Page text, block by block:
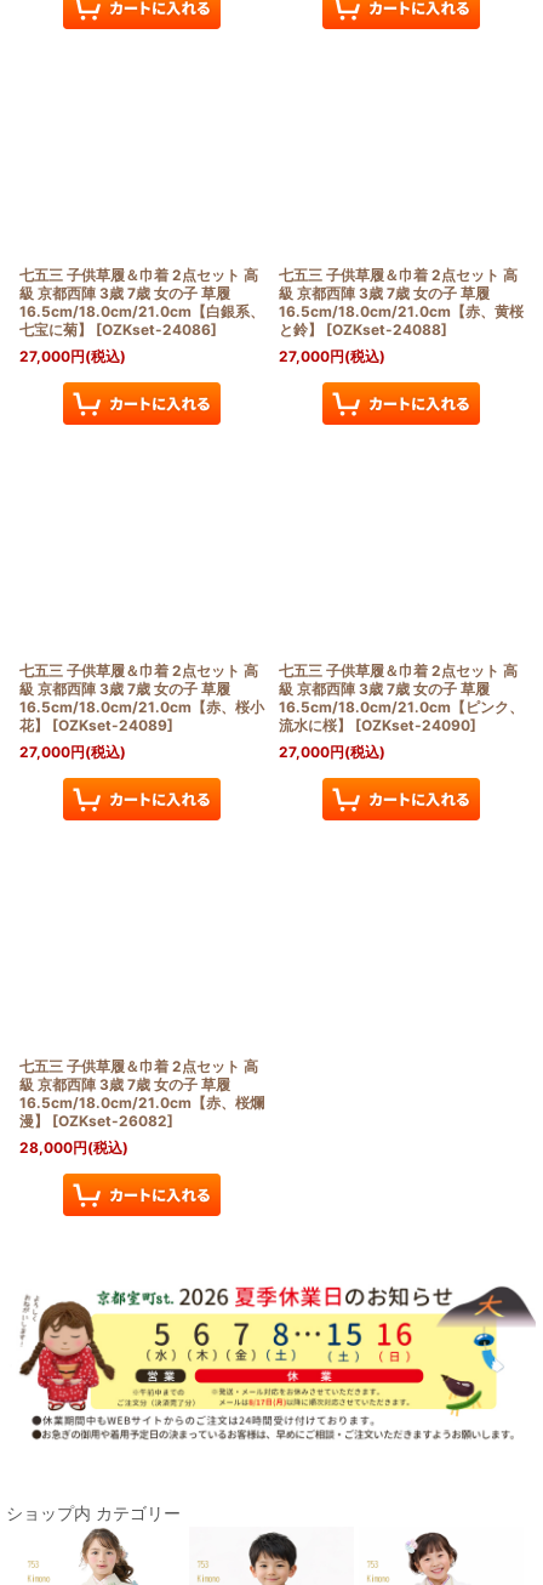
七五三 子供草履＆巾着 2点セット 高
級 京都西陣 3歳 7歳 女の子 草履
16.5cm/18.0cm/21.0cm【白銀系、
七宝に菊】
[OZKset-24086]
27,000円(税込)
七五三 子供草履＆巾着 2点セット 高
級 京都西陣 3歳 7歳 女の子 草履
16.5cm/18.0cm/21.0cm【赤、黄桜
と鈴】
[OZKset-24088]
27,000円(税込)
七五三 子供草履＆巾着 2点セット 高
級 京都西陣 3歳 7歳 女の子 草履
16.5cm/18.0cm/21.0cm【赤、桜小
花】
[OZKset-24089]
27,000円(税込)
七五三 子供草履＆巾着 2点セット 高
級 京都西陣 3歳 7歳 女の子 草履
16.5cm/18.0cm/21.0cm【ピンク、
流水に桜】
[OZKset-24090]
27,000円(税込)
七五三 子供草履＆巾着 2点セット 高
級 京都西陣 3歳 7歳 女の子 草履
16.5cm/18.0cm/21.0cm【赤、桜爛
漫】
[OZKset-26082]
28,000円(税込)
ショップ内 カテゴリー